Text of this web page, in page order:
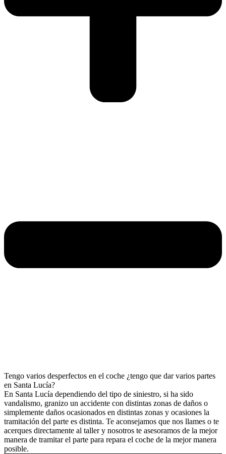
Tengo varios desperfectos en el coche ¿tengo que dar varios partes
en Santa Lucía?
En Santa Lucía dependiendo del tipo de siniestro, si ha sido
vandalismo, granizo un accidente con distintas zonas de daños o
simplemente daños ocasionados en distintas zonas y ocasiones la
tramitación del parte es distinta. Te aconsejamos que nos llames o te
acerques directamente al taller y nosotros te asesoramos de la mejor
manera de tramitar el parte para repara el coche de la mejor manera
posible.